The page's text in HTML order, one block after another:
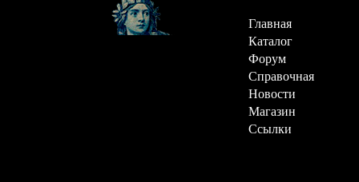
Главная
Каталог
Форум
Справочная
Новости
Магазин
Ссылки